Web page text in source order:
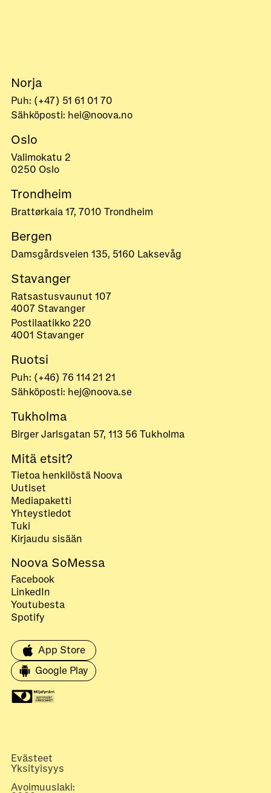
Norja
Puh: (+47) 51 61 01 70
Sähköposti: hei@noova.no
Oslo
Valimokatu 2
0250 Oslo
Trondheim
Brattørkaia 17, 7010 Trondheim
Bergen
Damsgårdsveien 135, 5160 Laksevåg
Stavanger
Ratsastusvaunut 107
4007 Stavanger
Postilaatikko 220
4001 Stavanger
Ruotsi
Puh: (+46) 76 114 21 21
Sähköposti: hej@noova.se
Tukholma
Birger Jarlsgatan 57, 113 56 Tukholma
Mitä etsit?
Tietoa henkilöstä Noova
Uutiset
Mediapaketti
Yhteystiedot
Tuki
Kirjaudu sisään
Noova SoMessa
Facebook
LinkedIn
Youtubesta
Spotify
App Store
Google Play
Evästeet
Yksityisyys
Avoimuuslaki: